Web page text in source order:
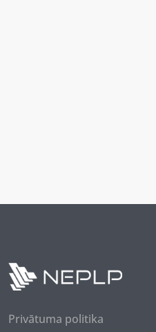
Privātuma politika